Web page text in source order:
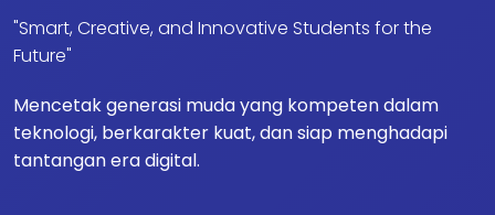
"Smart, Creative, and Innovative Students for the
Future"
Mencetak generasi muda yang kompeten dalam
teknologi, berkarakter kuat, dan siap menghadapi
tantangan era digital.